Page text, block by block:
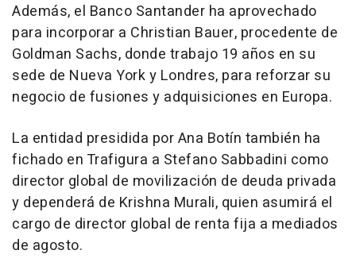
Además, el Banco Santander ha aprovechado
para incorporar a Christian Bauer, procedente de
Goldman Sachs, donde trabajo 19 años en su
sede de Nueva York y Londres, para reforzar su
negocio de fusiones y adquisiciones en Europa.
La entidad presidida por Ana Botín también ha
fichado en Trafigura a Stefano Sabbadini como
director global de movilización de deuda privada
y dependerá de Krishna Murali, quien asumirá el
cargo de director global de renta fija a mediados
de agosto.